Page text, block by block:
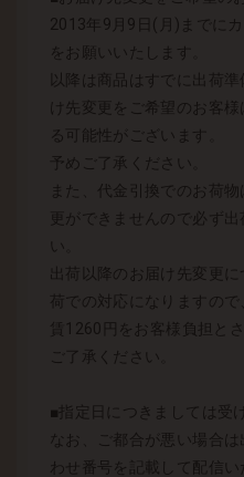
2013年9月9日(月)までに
をお願いいたします。
以降は商品はすでに出荷
け先変更をご希望のお客
る可能性がございます。
予めご了承ください。
また、代金引換でのお荷
更ができませんので必ず
出荷以降のお届け先変更に
荷での対応になりますので
賃1260円をお客様負担と
ご了承ください。
■指定日につきましては受
なお、ご都合が悪い場合
わせ番号を記載して配信